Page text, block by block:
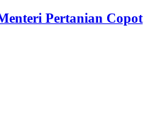
Pertanian Copot